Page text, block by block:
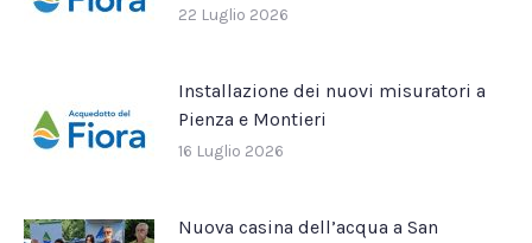
22 Luglio 2026
Installazione dei nuovi misuratori a
Pienza e Montieri
16 Luglio 2026
Nuova casina dell’acqua a San